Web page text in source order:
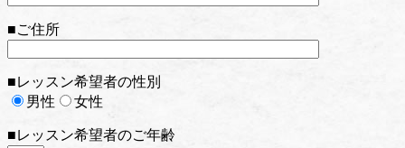
■ご住所
■レッスン希望者の性別
男性
女性
■レッスン希望者のご年齢